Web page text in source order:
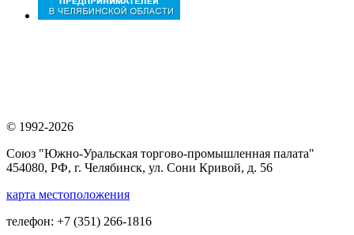
© 1992-2026
Союз "Южно-Уральская торгово-промышленная палата"
454080, РФ, г. Челябинск, ул. Сони Кривой, д. 56
карта местоположения
телефон: +7 (351) 266-1816